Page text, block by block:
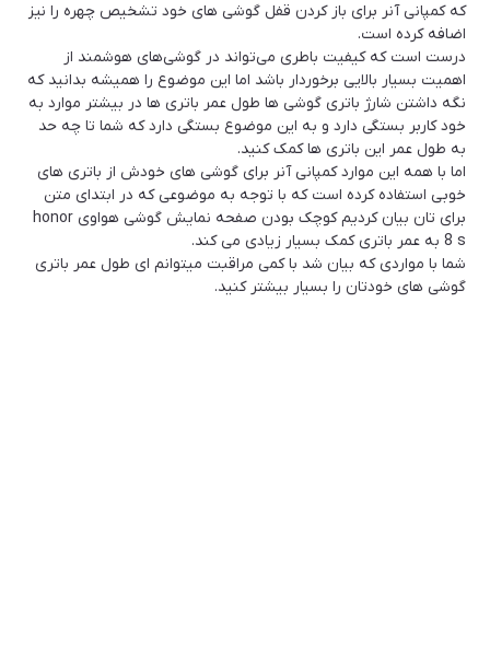
که کمپانی آنر برای باز کردن قفل گوشی های خود تشخیص چهره را نیز
اضافه کرده است.
درست است که کیفیت باطری می‌تواند در گوشی‌های هوشمند از
اهمیت بسیار بالایی برخوردار باشد اما این موضوع را همیشه بدانید که
نگه داشتن شارژ باتری گوشی ها طول عمر باتری ها در بیشتر موارد به
خود کاربر بستگی دارد و به این موضوع بستگی دارد که شما تا چه حد
به طول عمر این باتری ها کمک کنید.
اما با همه این موارد کمپانی آنر برای گوشی های خودش از باتری های
خوبی استفاده کرده است که با توجه به موضوعی که در ابتدای متن
برای تان بیان کردیم کوچک بودن صفحه نمایش گوشی هواوی honor
8 s به عمر باتری کمک بسیار زیادی می کند.
شما با مواردی که بیان شد با کمی مراقبت میتوانم ای طول عمر باتری
گوشی های خودتان را بسیار بیشتر کنید.